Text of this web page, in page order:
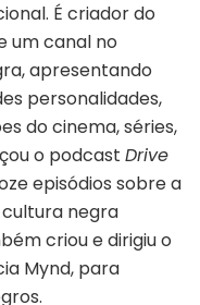
É criador do
um canal no
apresentando
personalidades,
do cinema, séries,
o podcast Drive
episódios sobre a
negra
criou e dirigiu o
Mynd, para